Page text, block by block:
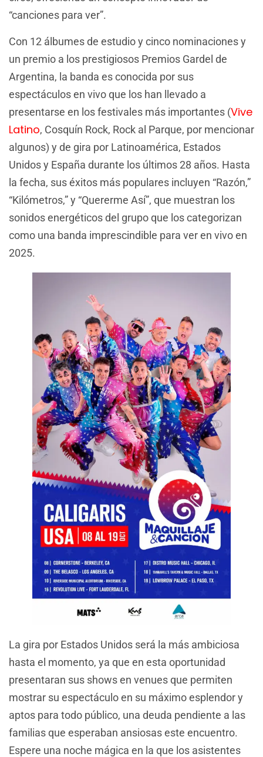
“canciones para ver”.
Con 12 álbumes de estudio y cinco nominaciones y
un premio a los prestigiosos Premios Gardel de
Argentina, la banda es conocida por sus
espectáculos en vivo que los han llevado a
presentarse en los festivales más importantes (Vive
Latino, Cosquín Rock, Rock al Parque, por mencionar
algunos) y de gira por Latinoamérica, Estados
Unidos y España durante los últimos 28 años. Hasta
la fecha, sus éxitos más populares incluyen “Razón,”
“Kilómetros,” y “Quererme Así”, que muestran los
sonidos energéticos del grupo que los categorizan
como una banda imprescindible para ver en vivo en
2025.
La gira por Estados Unidos será la más ambiciosa
hasta el momento, ya que en esta oportunidad
presentaran sus shows en venues que permiten
mostrar su espectáculo en su máximo esplendor y
aptos para todo público, una deuda pendiente a las
familias que esperaban ansiosas este encuentro.
Espere una noche mágica en la que los asistentes